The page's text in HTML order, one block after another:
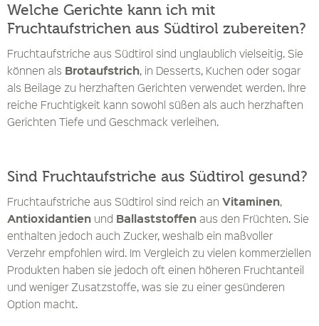
Welche Gerichte kann ich mit
Fruchtaufstrichen aus Südtirol zubereiten?
Fruchtaufstriche aus Südtirol sind unglaublich vielseitig. Sie
können als Brotaufstrich, in Desserts, Kuchen oder sogar
als Beilage zu herzhaften Gerichten verwendet werden. Ihre
reiche Fruchtigkeit kann sowohl süßen als auch herzhaften
Gerichten Tiefe und Geschmack verleihen.
Sind Fruchtaufstriche aus Südtirol gesund?
Fruchtaufstriche aus Südtirol sind reich an Vitaminen,
Antioxidantien und Ballaststoffen aus den Früchten. Sie
enthalten jedoch auch Zucker, weshalb ein maßvoller
Verzehr empfohlen wird. Im Vergleich zu vielen kommerziellen
Produkten haben sie jedoch oft einen höheren Fruchtanteil
und weniger Zusatzstoffe, was sie zu einer gesünderen
Option macht.